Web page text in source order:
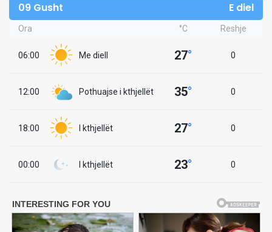
09 Gusht E diel
Ora °C Reshje
06:00 Me diell 27° 0
12:00 Pothuajse i kthjellët 35° 0
18:00 I kthjellët 27° 0
00:00 I kthjellët 23° 0